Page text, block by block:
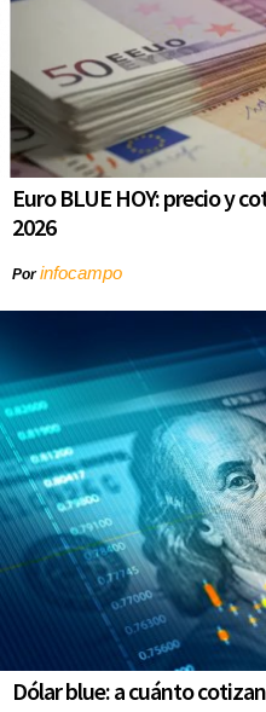
Euro BLUE HOY: precio y
2026
Porinfocampo
Dólar blue: a cuánto